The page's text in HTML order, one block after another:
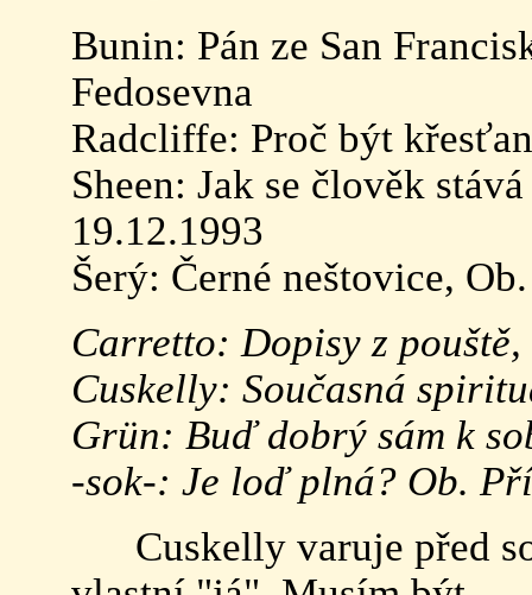
Bunin: Pán ze San
Fedosevna
Radcliffe: Proč být
Sheen: Jak se člověk
19.12.1993
Šerý: Černé neštovice,
Carretto: Dopisy z
Cuskelly: Současná
Grün: Buď dobrý sám k
-sok-: Je loď plná? Ob.
Cuskelly varuje před